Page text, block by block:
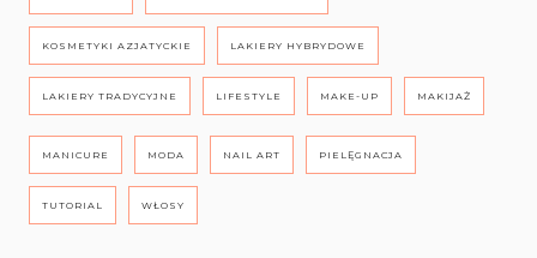
KOSMETYKI AZJATYCKIE LAKIERY HYBRYDOWE
LAKIERY TRADYCYJNE LIFESTYLE MAKE-UP MAKIJAŻ
MANICURE MODA NAIL ART PIELĘGNACJA
TUTORIAL WŁOSY